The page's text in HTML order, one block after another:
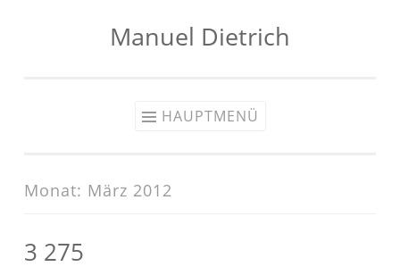
Manuel Dietrich
HAUPTMENÜ
Monat: März 2012
3 275